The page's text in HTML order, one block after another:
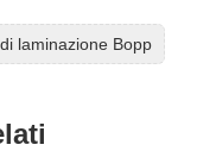
laminazione Bopp